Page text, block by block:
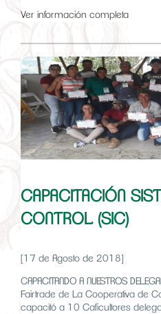
Ver información completa
CAPACITACIÓN
CONTROL (SIC)
[17 de Agosto de 2018]
CAPACITANDO A NUESTROS
Fairtrade de La Cooperativa de
capacitó a 10 Caficultores